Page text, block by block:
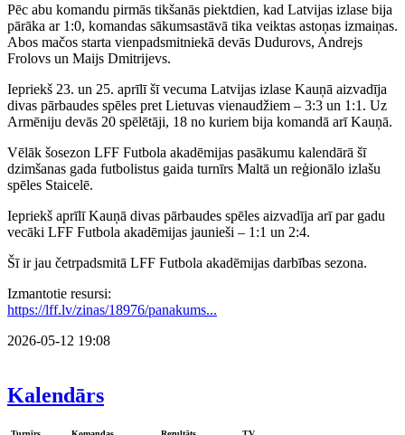
Pēc abu komandu pirmās tikšanās piektdien, kad Latvijas izlase bija
pārāka ar 1:0, komandas sākumsastāvā tika veiktas astoņas izmaiņas.
Abos mačos starta vienpadsmitniekā devās Dudurovs, Andrejs
Frolovs un Maijs Dmitrijevs.
Iepriekš 23. un 25. aprīlī šī vecuma Latvijas izlase Kauņā aizvadīja
divas pārbaudes spēles pret Lietuvas vienaudžiem – 3:3 un 1:1. Uz
Armēniju devās 20 spēlētāji, 18 no kuriem bija komandā arī Kauņā.
Vēlāk šosezon LFF Futbola akadēmijas pasākumu kalendārā šī
dzimšanas gada futbolistus gaida turnīrs Maltā un reģionālo izlašu
spēles Staicelē.
Iepriekš aprīlī Kauņā divas pārbaudes spēles aizvadīja arī par gadu
vecāki LFF Futbola akadēmijas jaunieši – 1:1 un 2:4.
Šī ir jau četrpadsmitā LFF Futbola akadēmijas darbības sezona.
Izmantotie resursi:
https://lff.lv/zinas/18976/panakums...
2026-05-12 19:08
Kalendārs